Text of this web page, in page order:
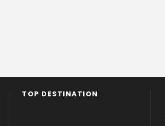
TOP DESTINATION